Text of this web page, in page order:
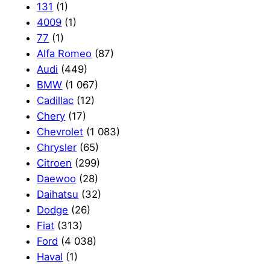
131 (1)
4009 (1)
77 (1)
Alfa Romeo (87)
Audi (449)
BMW (1 067)
Cadillac (12)
Chery (17)
Chevrolet (1 083)
Chrysler (65)
Citroen (299)
Daewoo (28)
Daihatsu (32)
Dodge (26)
Fiat (313)
Ford (4 038)
Haval (1)